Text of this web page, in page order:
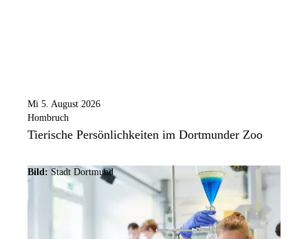
Mi 5. August 2026
Hombruch
Tierische Persönlichkeiten im Dortmunder Zoo
Bild: Stadt Dortmund